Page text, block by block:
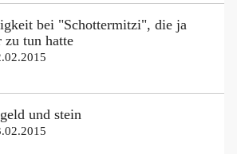
bei "Schottermitzi", die ja
tun hatte
und stein